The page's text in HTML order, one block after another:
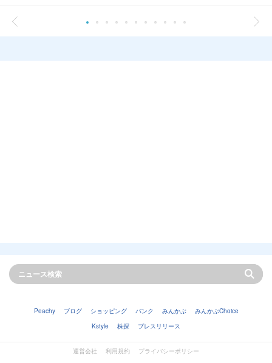
Peachy ブログ ショッピング バンク みんかぶ
みんかぶChoice
Kstyle
株探 プレスリリース
運営会社 利用規約
プライバシーポリシー